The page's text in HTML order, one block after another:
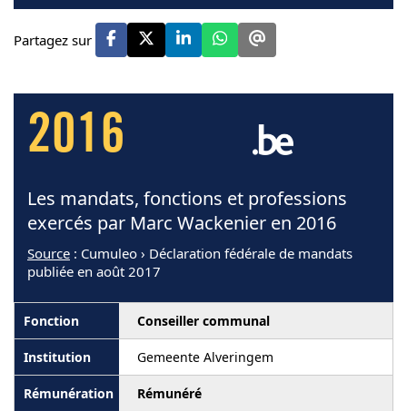
Partagez sur
2016
Les mandats, fonctions et professions
exercés par Marc Wackenier en 2016
Source : Cumuleo › Déclaration fédérale de mandats
publiée en août 2017
Conseiller communal
Gemeente Alveringem
Rémunéré